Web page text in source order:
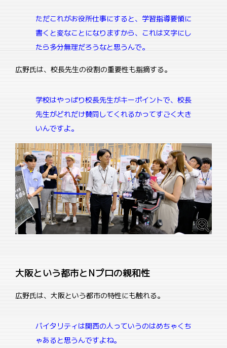
ただこれがお役所仕事にすると、学習指導要領に
書くと変なことになりますから、これは文字にし
たら多分無理だろうなと思うんで。
広野氏は、校長先生の役割の重要性も指摘する。
学校はやっぱり校長先生がキーポイントで、校長
先生がどれだけ賛同してくれるかってすごく大き
いんですよ。
大阪という都市とNプロの親和性
広野氏は、大阪という都市の特性にも触れる。
バイタリティは関西の人っていうのはめちゃくち
ゃあると思うんですよね。